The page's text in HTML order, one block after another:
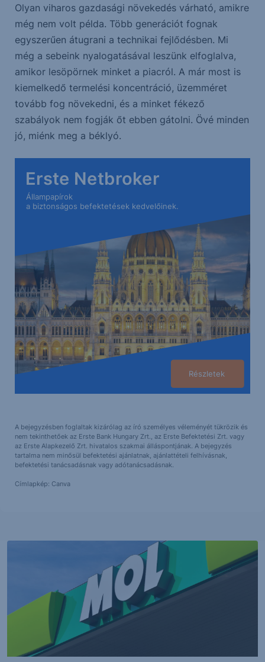
Olyan viharos gazdasági növekedés várható, amikre
még nem volt példa. Több generációt fognak
egyszerűen átugrani a technikai fejlődésben. Mi
még a sebeink nyalogatásával leszünk elfoglalva,
amikor lesöpörnek minket a piacról. A már most is
kiemelkedő termelési koncentráció, üzemméret
tovább fog növekedni, és a minket fékező
szabályok nem fogják őt ebben gátolni. Övé minden
jó, miénk meg a béklyó.
Erste Netbroker
Állampapírok
a biztonságos befektetések kedvelőinek.
Részletek
A bejegyzésben foglaltak kizárólag az író személyes véleményét tükrözik és
nem tekinthetőek az Erste Bank Hungary Zrt., az Erste Befektetési Zrt. vagy
az Erste Alapkezelő Zrt. hivatalos szakmai álláspontjának. A bejegyzés
tartalma nem minősül befektetési ajánlatnak, ajánlattételi felhívásnak,
befektetési tanácsadásnak vagy adótanácsadásnak.
Címlapkép: Canva